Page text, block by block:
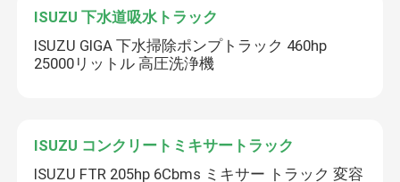
ISUZU 下水道吸水トラック
ISUZU GIGA 下水掃除ポンプトラック 460hp
25000リットル 高圧洗浄機
ISUZU コンクリートミキサートラック
ISUZU FTR 205hp 6Cbms ミキサー トラック 変容